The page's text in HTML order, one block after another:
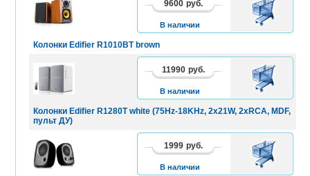
Колонки Edifier R1010BT brown
9600 руб.
В наличии
В
КОРЗИНУ
Колонки Edifier R1280T white (75Hz-18KHz, 2x21W, 2xRCA, MDF,
пульт ДУ)
11990 руб.
В наличии
В
КОРЗИНУ
1999 руб.
В наличии
В
КОРЗИНУ